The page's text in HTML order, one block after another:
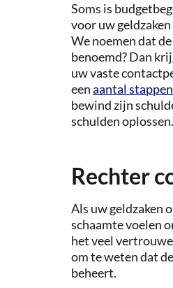
Soms is
voor uw
We noemen dat
benoemd? Dan
uw vaste
eenaantal
bewind zijn
schulden oplossen.
Rechter
Als uw geldzaken
schaamte voelen
het veel
om te weten dat
beheert.